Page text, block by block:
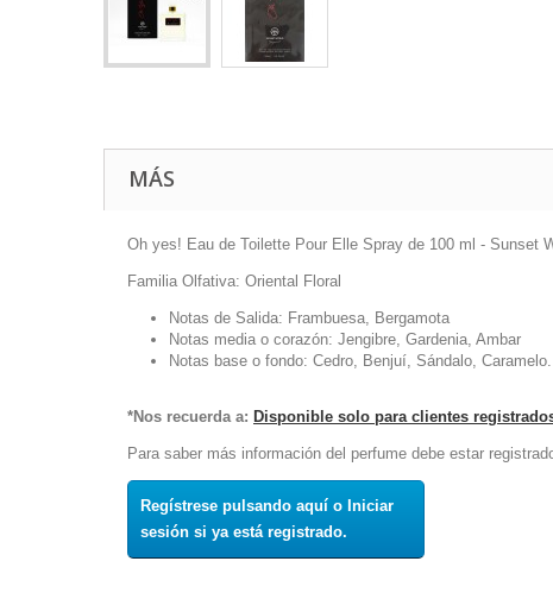
MÁS
Oh yes! Eau de Toilette Pour Elle Spray de 100 ml - Sunset
Familia Olfativa: Oriental Floral
Notas de Salida: Frambuesa, Bergamota
Notas media o corazón: Jengibre, Gardenia, Ambar
Notas base o fondo: Cedro, Benjuí, Sándalo, Caramelo.
*Nos recuerda a: Disponible solo para clientes
Para saber más información del perfume debe estar
Regístrese pulsando aquí o Iniciar
sesión si ya está registrado.